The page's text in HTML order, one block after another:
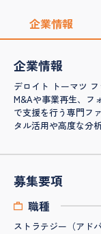
企業情報
企業情報
デロイト トーマツ
M&Aや事業再生、フ
で支援を行う専門フ
タル活用や高度な分
募集要項
職種
ストラテジー（アド